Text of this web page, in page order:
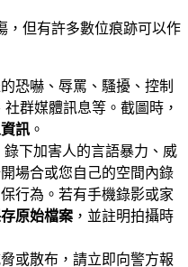
，但有許多數位痕跡可以作
恐嚇、辱罵、騷擾、控制
群媒體訊息等。截圖時，
訊 。
錄下加害人的言語暴力、威
場合或您自己的空間內錄
行為。若有手機錄影或家
原始檔案 ，並註明拍攝時
或散布，請立即向警方報